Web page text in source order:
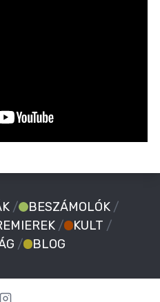
/ BESZÁMOLÓK /
/ KULT /
/ BLOG